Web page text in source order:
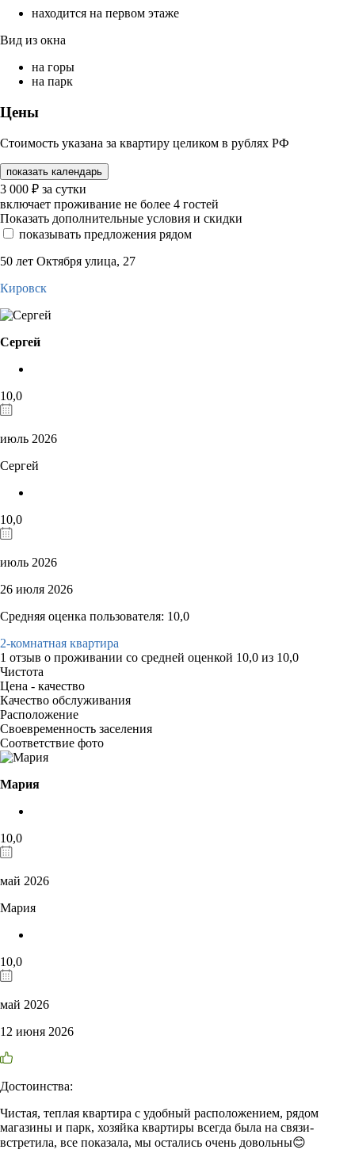
находится на первом этаже
Вид из окна
на горы
на парк
Цены
Стоимость указана за квартиру целиком в рублях РФ
показать календарь
3 000 ₽ за сутки
включает проживание не более 4 гостей
Показать дополнительные условия и скидки
показывать предложения рядом
50 лет Октября улица, 27
Кировск
Сергей
10,0
июль 2026
Сергей
10,0
июль 2026
26 июля 2026
Средняя оценка пользователя: 10,0
2-комнатная квартира
1 отзыв о проживании со средней оценкой 10,0 из 10,0
Чистота
Цена - качество
Качество обслуживания
Расположение
Своевременность заселения
Соответствие фото
Мария
10,0
май 2026
Мария
10,0
май 2026
12 июня 2026
Достоинства:
Чистая, теплая квартира с удобный расположением, рядом
магазины и парк, хозяйка квартиры всегда была на связи-
встретила, все показала, мы остались очень довольны😊